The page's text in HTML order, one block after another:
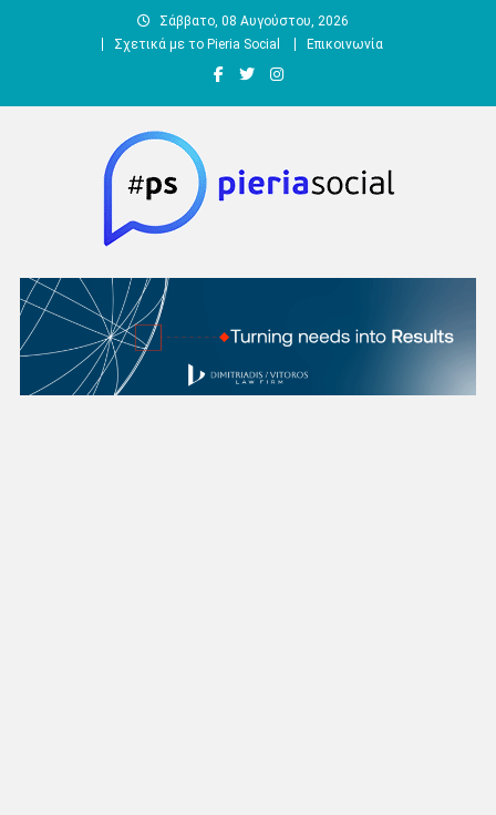
Σάββατο, 08 Αυγούστου, 2026
Σχετικά με το Pieria Social
Επικοινωνία
Pieria Social